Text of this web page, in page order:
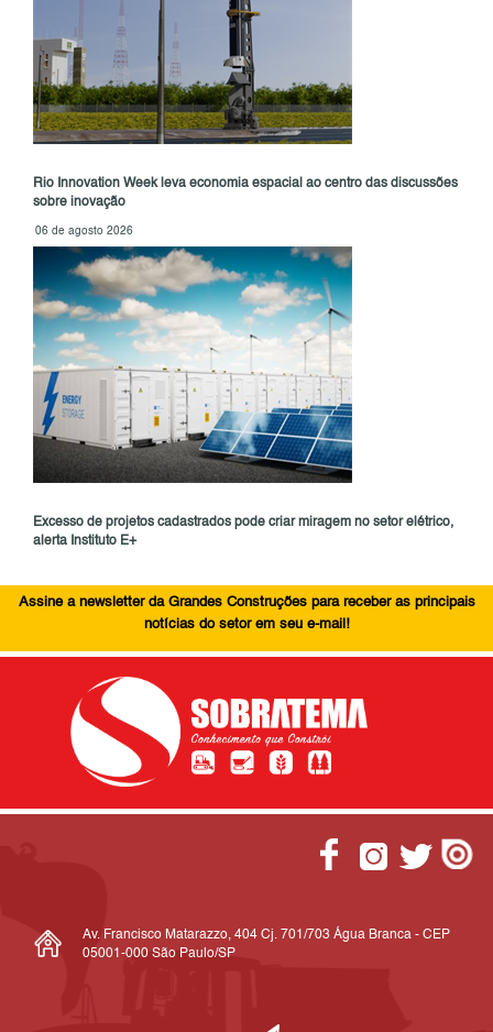
Rio Innovation Week leva economia espacial ao centro das discussões
sobre inovação
06 de agosto 2026
Excesso de projetos cadastrados pode criar miragem no setor elétrico,
alerta Instituto E+
Assine a newsletter da Grandes Construções para receber as principais
notícias do setor em seu e-mail!
Av. Francisco Matarazzo, 404 Cj. 701/703 Água Branca - CEP
05001-000 São Paulo/SP